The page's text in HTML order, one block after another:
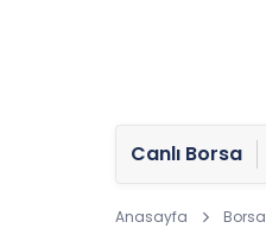
Canlı Borsa
Anasayfa Borsa